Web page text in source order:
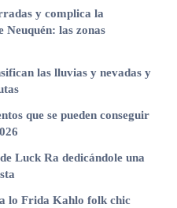
y complica la
las zonas
las lluvias y nevadas y
que se pueden conseguir
Luck Ra dedicándole una
lo Frida Kahlo folk chic